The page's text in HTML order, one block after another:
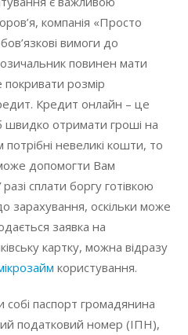
компанія «Просто
вимоги до
повинен мати
покривати розмір
Кредит онлайн – це
швидко отримати гроші на
невеликі кошти, то
допомогти Вам
сплати боргу готівкою
зарахування, оскільки може
заявка на
картку, можна відразу
користування.
паспорт громадянина
податковий номер (ІПН),